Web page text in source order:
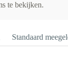
te bekijken.
Standaard